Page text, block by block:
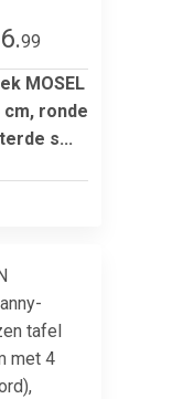
99
MOSEL
ronde
s...